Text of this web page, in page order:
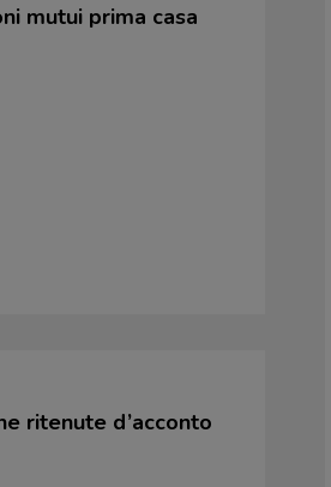
mutui prima casa
ritenute d’acconto